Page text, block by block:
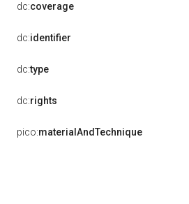
dc:coverage
dc:identifier
dc:type
dc:rights
pico:materialAndTechnique